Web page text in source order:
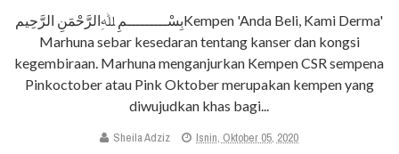
بِسْـــــــــمِ ﷲِالرَّحْمَنِ الرَّحِيمKempen 'Anda Beli, Kami Derma'
Marhuna sebar kesedaran tentang kanser dan kongsi
kegembiraan. Marhuna menganjurkan Kempen CSR sempena
Pinkoctober atau Pink Oktober merupakan kempen yang
diwujudkan khas bagi...
Sheila Adziz Isnin, Oktober 05, 2020